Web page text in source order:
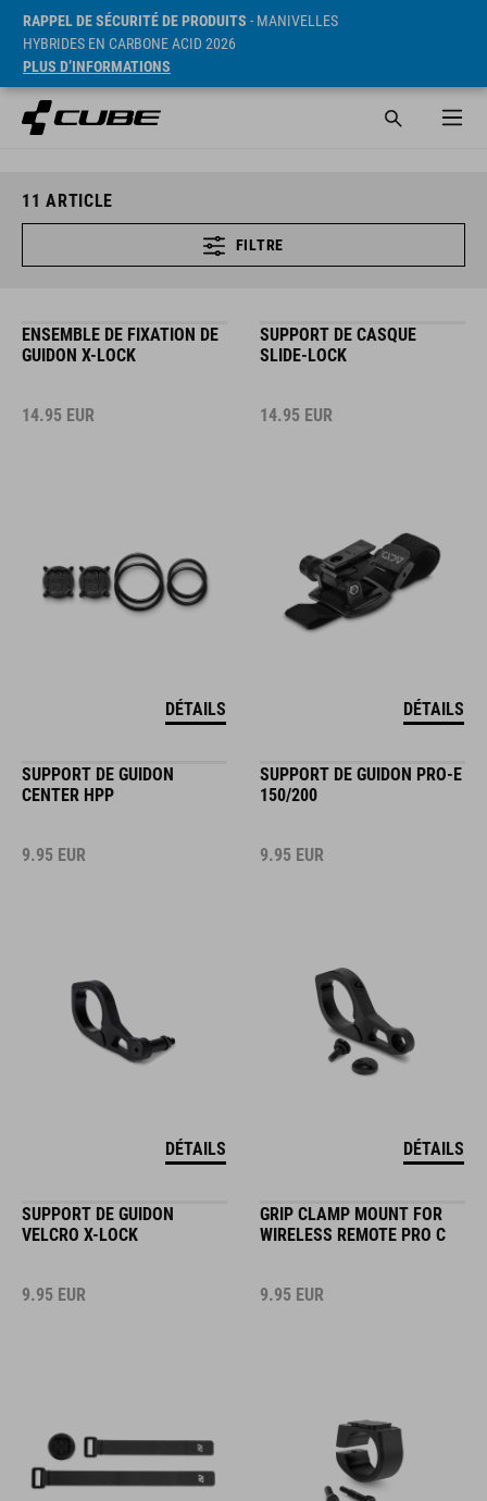
RAPPEL DE SÉCURITÉ DE PRODUITS - MANIVELLES
HYBRIDES EN CARBONE ACID 2026
PLUS D’INFORMATIONS
11 ARTICLE
FILTRE
ENSEMBLE DE FIXATION DE
GUIDON X-LOCK
14.95 EUR
DÉTAILS
SUPPORT DE CASQUE
SLIDE-LOCK
14.95 EUR
DÉTAILS
SUPPORT DE GUIDON
CENTER HPP
9.95 EUR
DÉTAILS
SUPPORT DE GUIDON PRO-E
150/200
9.95 EUR
DÉTAILS
SUPPORT DE GUIDON
VELCRO X-LOCK
9.95 EUR
GRIP CLAMP MOUNT FOR
WIRELESS REMOTE PRO C
9.95 EUR